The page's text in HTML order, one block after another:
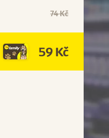
74 Kč
59 Kč